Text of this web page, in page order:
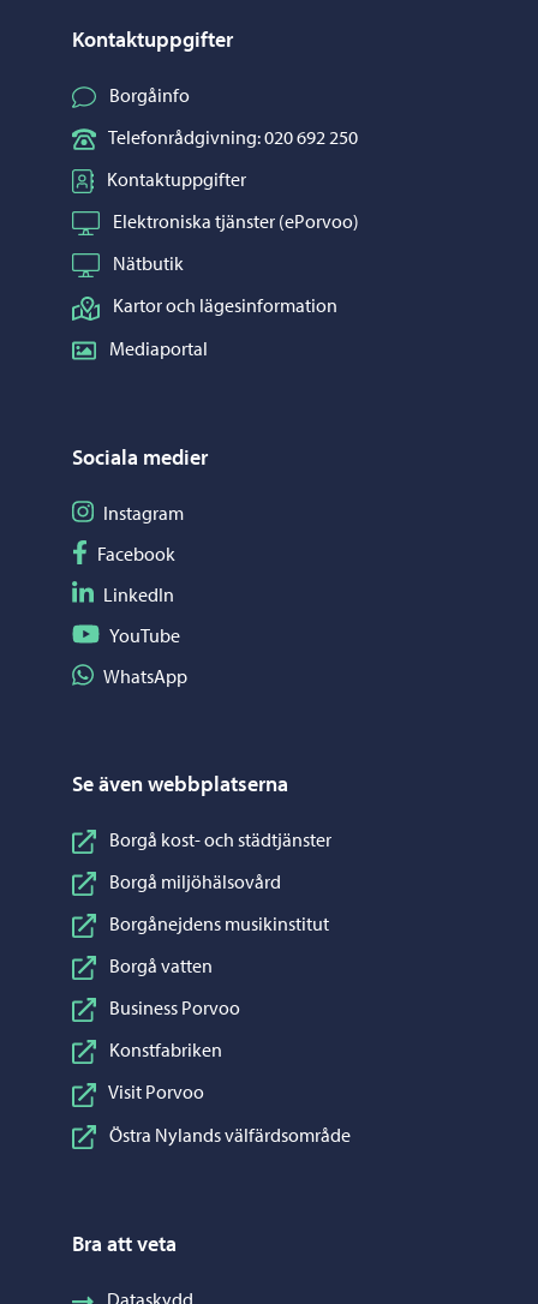
Kontaktuppgifter
Borgåinfo
Telefonrådgivning: 020 692 250
Kontaktuppgifter
Elektroniska tjänster (ePorvoo)
Nätbutik
Kartor och lägesinformation
Mediaportal
Sociala medier
Följ på Instagram
Instagram
Följ på Facebook
Facebook
Följ på LinkedIn
LinkedIn
Följ på YouTube
YouTube
Dela på WhatsApp
WhatsApp
Se även webbplatserna
Borgå kost- och städtjänster
Borgå miljöhälsovård
Borgånejdens musikinstitut
Borgå vatten
Business Porvoo
Konstfabriken
Visit Porvoo
Östra Nylands välfärdsområde
Bra att veta
Dataskydd